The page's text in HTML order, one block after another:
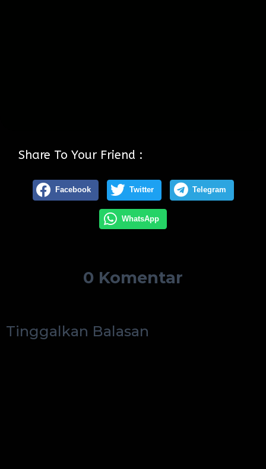
Share To Your Friend :
Facebook Twitter Telegram
WhatsApp
0 Komentar
Tinggalkan Balasan